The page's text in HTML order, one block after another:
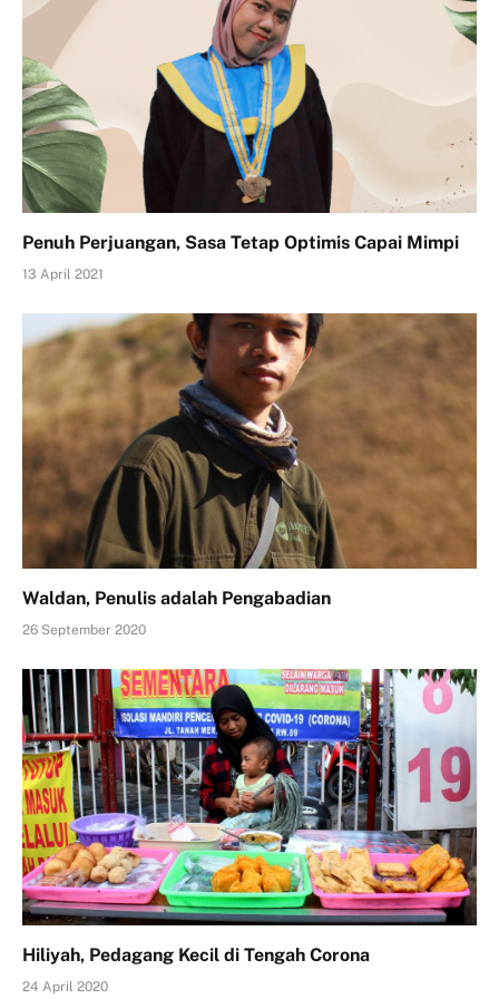
Penuh Perjuangan, Sasa Tetap Optimis Capai Mimpi
13 April 2021
Waldan, Penulis adalah Pengabadian
26 September 2020
Hiliyah, Pedagang Kecil di Tengah Corona
24 April 2020